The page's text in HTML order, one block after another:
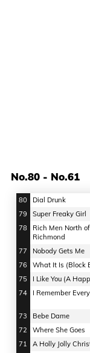
No.80 - No.61
80 Dial Drunk
79
Super Freaky Girl
78
Rich Men North of
Richmond
77 Nobody Gets Me
76
What It Is (Block
75
I Like You (A
74
I Remember
73
Bebe Dame
72
Where She Goes
71
A Holly Jolly